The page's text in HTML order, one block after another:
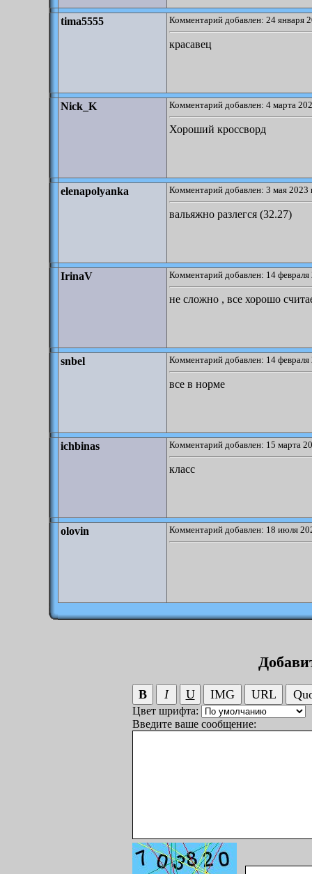
tima5555 Комментарий добавлен: 24 января
красавец
Nick_K Комментарий добавлен: 4 марта
Хороший кроссворд
elenapolyanka Комментарий добавлен: 3 мая 2023
вальяжно разлегся (32.27)
IrinaV Комментарий добавлен: 14
не сложно , все хорошо
snbel Комментарий добавлен: 14
все в норме
ichbinas Комментарий добавлен: 15 марта
класс
olovin Комментарий добавлен: 18 июля
Цвет шрифта:
Введите ваше сообщение: